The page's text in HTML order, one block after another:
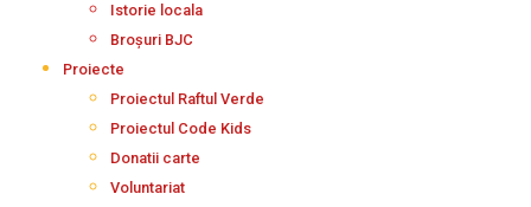
Istorie locala
Broșuri BJC
Proiecte
Proiectul Raftul Verde
Proiectul Code Kids
Donatii carte
Voluntariat